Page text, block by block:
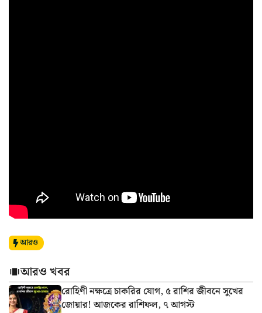
আরও
আরও খবর
রোহিণী নক্ষত্রে চাকরির যোগ, ৫ রাশির জীবনে সুখের
জোয়ার! আজকের রাশিফল, ৭ আগস্ট